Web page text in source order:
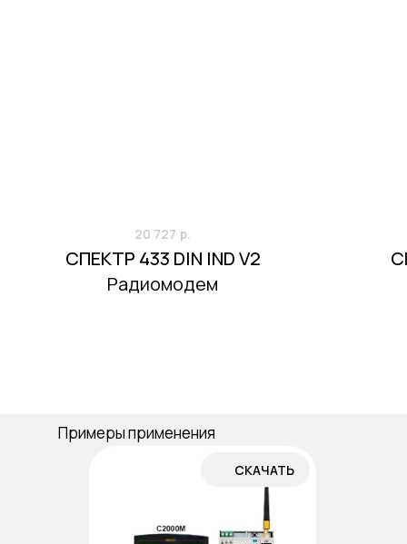
20 727 р.
СПЕКТР 433 DIN IND V2
Радиомодем
СКАЧАТЬ
Примеры применения